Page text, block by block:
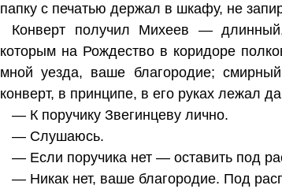
папку с печатью держал в шкафу, не
Конверт получил Михеев —
которым на Рождество в коридоре
мной уезда, ваше благородие;
конверт, в принципе, в его руках лежал
— К поручику Звегинцеву лично.
— Слушаюсь.
— Если поручика нет — оставить под
— Никак нет, ваше благородие. Под